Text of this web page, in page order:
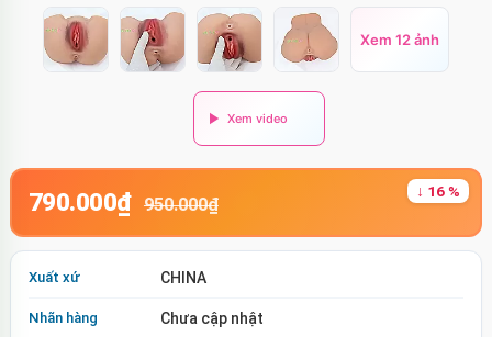
Xem 12 ảnh
790.000₫ 950.000₫
↓ 16 %
Xuất xứ CHINA
Nhãn hàng Chưa cập nhật